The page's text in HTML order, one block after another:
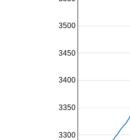
3300
3350
3400
3450
3500